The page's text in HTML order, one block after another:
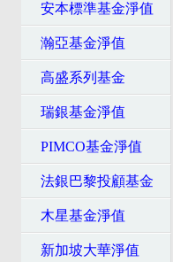
安本標準基金淨值
瀚亞基金淨值
高盛系列基金
瑞銀基金淨值
PIMCO基金淨值
法銀巴黎投顧基金
木星基金淨值
新加坡大華淨值